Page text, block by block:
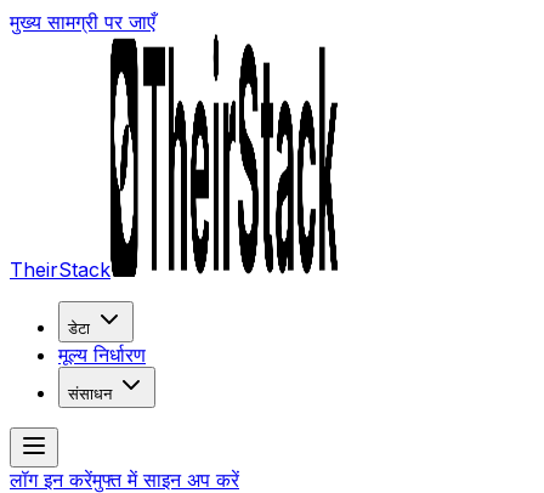
मुख्य सामग्री पर जाएँ
TheirStack
डेटा
मूल्य निर्धारण
संसाधन
लॉग इन करेंमुफ्त में साइन अप करें